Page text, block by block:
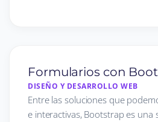
Formularios con
DISEÑO Y DESARROLLO WEB
Entre las soluciones que
e interactivas, Bootstrap es